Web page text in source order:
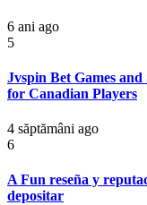
6 ani ago
5
Jvspin Bet Games
for Canadian Players
4 săptămâni ago
6
A Fun reseña y
depositar